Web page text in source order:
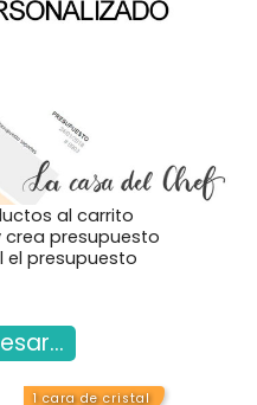
al carrito
crea presupuesto
el presupuesto
1 cara de cristal